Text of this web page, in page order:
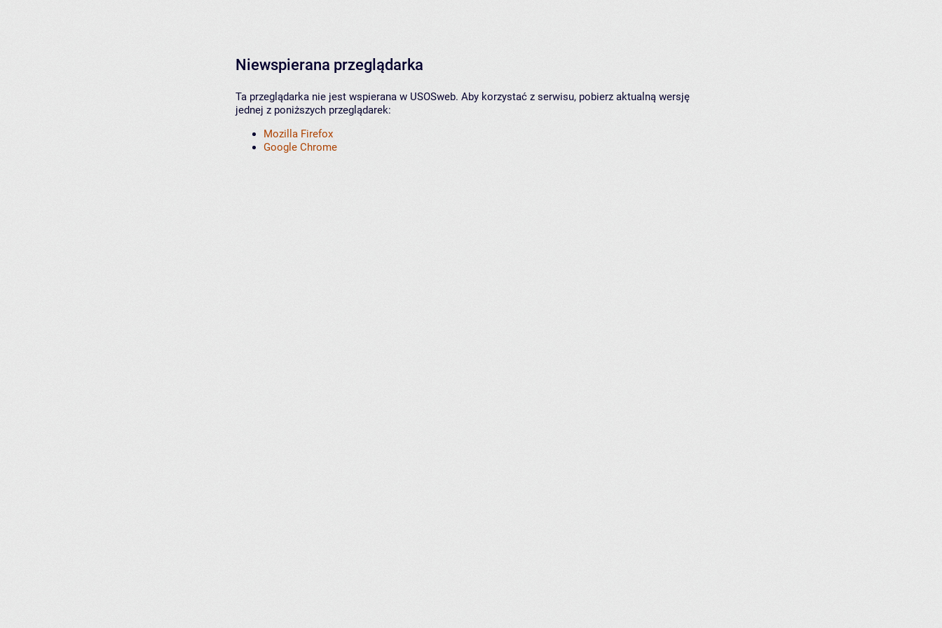
Niewspierana przeglądarka
Ta przeglądarka nie jest wspierana w USOSweb. Aby korzystać z serwisu, pobierz aktualną wersję
jednej z poniższych przeglądarek:
Mozilla Firefox
Google Chrome